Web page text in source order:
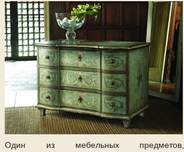
Один из мебельных предметов,